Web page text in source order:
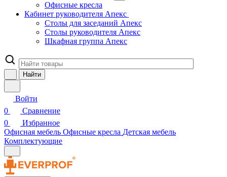
Офисные кресла
Кабинет руководителя Апекс
Столы для заседаний Апекс
Столы руководителя Апекс
Шкафная группа Апекс
Найти
Войти
0
Сравнение
0
Избранное
Офисная мебель Офисные кресла Детская мебель
Комплектующие